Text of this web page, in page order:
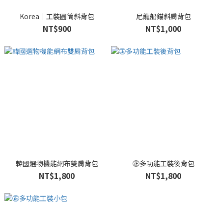
Korea｜工裝圓筒斜背包
NT$900
尼龍船錨斜肩背包
NT$1,000
韓國選物機能網布雙肩背包
NT$1,800
㊣多功能工裝後背包
NT$1,800